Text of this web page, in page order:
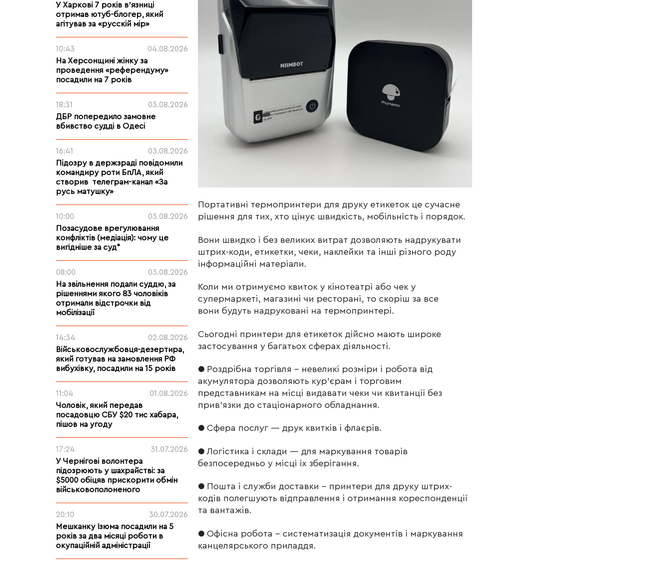
У Харкові 7 років вʼязниці
отримав ютуб-блогер, який
агітував за «русскій мір»
10:43
04.08.2026
На Херсонщині жінку за
проведення «референдуму»
посадили на 7 років
18:31
03.08.2026
ДБР попередило замовне
вбивство судді в Одесі
16:41
03.08.2026
Підозру в держзраді повідомили
командиру роти БпЛА, який
створив телеграм-канал «За
русь матушку»
10:00
03.08.2026
Позасудове врегулювання
конфліктів (медіація): чому це
вигідніше за суд*
08:00
03.08.2026
На звільнення подали суддю, за
рішеннями якого 83 чоловіків
отримали відстрочки від
мобілізації
14:34
02.08.2026
Військовослужбовця-дезертира,
який готував на замовлення РФ
вибухівку, посадили на 15 років
11:04
01.08.2026
Чоловік, який передав
посадовцю СБУ $20 тис хабара,
пішов на угоду
17:24
31.07.2026
У Чернігові волонтера
підозрюють у шахрайстві: за
$5000 обіцяв прискорити обмін
військовополоненого
20:10
30.07.2026
Мешканку Ізюма посадили на 5
років за два місяці роботи в
окупаційній адміністрації
Портативні термопринтери для друку етикеток це сучасне
рішення для тих, хто цінує швидкість, мобільність і порядок.
Вони швидко і без великих витрат дозволяють надрукувати
штрих-коди, етикетки, чеки, наклейки та інші різного роду
інформаційні матеріали.
Коли ми отримуємо квиток у кінотеатрі або чек у
супермаркеті, магазині чи ресторані, то скоріш за все
вони будуть надруковані на термопринтері.
Сьогодні принтери для етикеток дійсно мають широке
застосування у багатьох сферах діяльності.
● Роздрібна торгівля – невеликі розміри і робота від
акумулятора дозволяють кур’єрам і торговим
представникам на місці видавати чеки чи квитанції без
прив’язки до стаціонарного обладнання.
● Сфера послуг — друк квитків і флаєрів.
● Логістика і склади — для маркування товарів
безпосередньо у місці їх зберігання.
● Пошта і служби доставки – принтери для друку штрих-
кодів полегшують відправлення і отримання кореспонденції
та вантажів.
● Офісна робота – систематизація документів і маркування
канцелярського приладдя.